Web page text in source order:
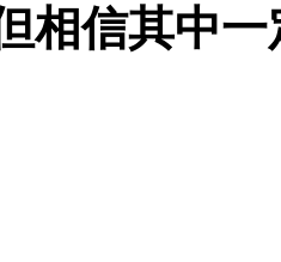
相信其中